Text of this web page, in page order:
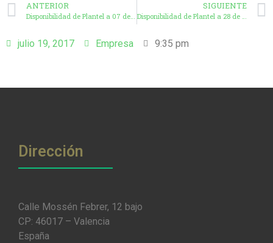
ANTERIOR
Disponibilidad de Plantel a 07 de Julio de 2017
SIGUIENTE
Disponibilidad de Plantel a 28 de Julio de 2017
julio 19, 2017 Empresa 9:35 pm
Dirección
Calle Mossén Febrer, 12 bajo
CP: 46017 – Valencia
España